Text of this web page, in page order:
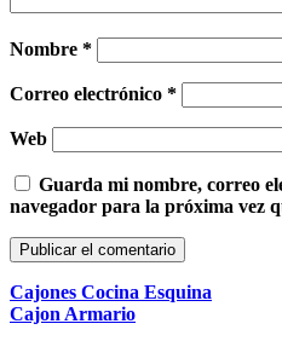
Nombre *
Correo electrónico *
Web
Guarda mi nombre, correo
navegador para la próxima vez
Cajones Cocina Esquina
Cajon Armario